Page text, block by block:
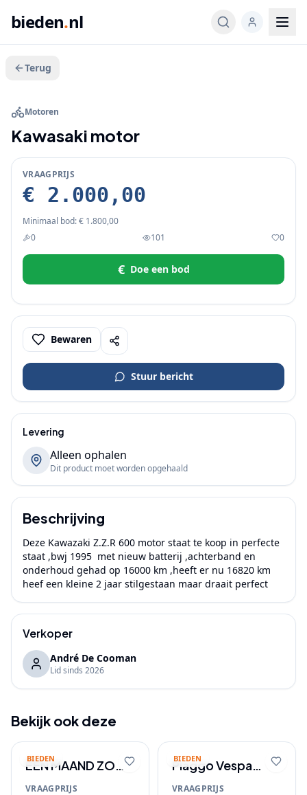
bieden.nl
Terug
BIEDEN
Motoren
Kawasaki motor
VRAAGPRIJS
€ 2.000,00
Minimaal bod:€ 1.800,00
0
101 0
€ Doe een bod
Bewaren
Stuur bericht
Levering
Alleen ophalen
Dit product moet worden opgehaald
Beschrijving
Deze Kawazaki Z.Z.R 600 motor staat te koop in perfecte
staat ,bwj 1995  met nieuw batterij ,achterband en
onderhoud gehad op 16000 km ,heeft er nu 16820 km
heef een kleine 2 jaar stilgestaan maar draait perfect
Verkoper
André De Cooman
Lid sinds 2026
Bekijk ook deze
BIEDEN
ÉÉN MAAND ZO
GOED ALS
VRAAGPRIJS
BIEDEN
Piaggo Vespa
sprint 2019
VRAAGPRIJS